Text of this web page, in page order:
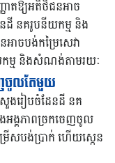
ាតឱ្យអតិថិជនអាច
ដី នគរូបនីយកម្ម និង
ាចបង់កម្រៃសេវា
ម្ម និងសំណង់តាមរយៈ
ចូលតែមួយ
ងរៀបចំដែនដី នគ
ង្គភាពច្រកចេញចូល
រើសបង់ប្រាក់ ហើយស្កេន